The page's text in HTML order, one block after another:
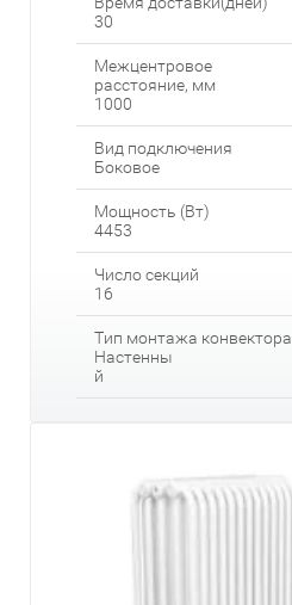
30
Межцентровое
расстояние, мм
1000
Вид подключения
Боковое
Мощность (Вт)
4453
Число секций
16
Тип монтажа конвектора
Настенны
й